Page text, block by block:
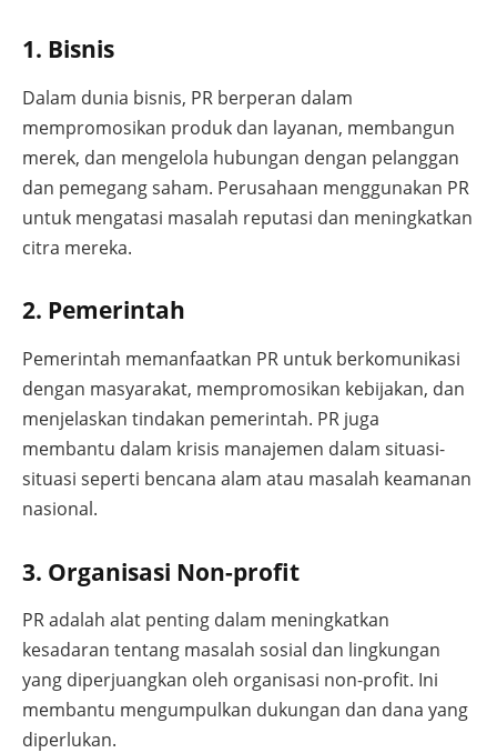
1. Bisnis
Dalam dunia bisnis, PR berperan dalam
mempromosikan produk dan layanan, membangun
merek, dan mengelola hubungan dengan pelanggan
dan pemegang saham. Perusahaan menggunakan PR
untuk mengatasi masalah reputasi dan meningkatkan
citra mereka.
2. Pemerintah
Pemerintah memanfaatkan PR untuk berkomunikasi
dengan masyarakat, mempromosikan kebijakan, dan
menjelaskan tindakan pemerintah. PR juga
membantu dalam krisis manajemen dalam situasi-
situasi seperti bencana alam atau masalah keamanan
nasional.
3. Organisasi Non-profit
PR adalah alat penting dalam meningkatkan
kesadaran tentang masalah sosial dan lingkungan
yang diperjuangkan oleh organisasi non-profit. Ini
membantu mengumpulkan dukungan dan dana yang
diperlukan.